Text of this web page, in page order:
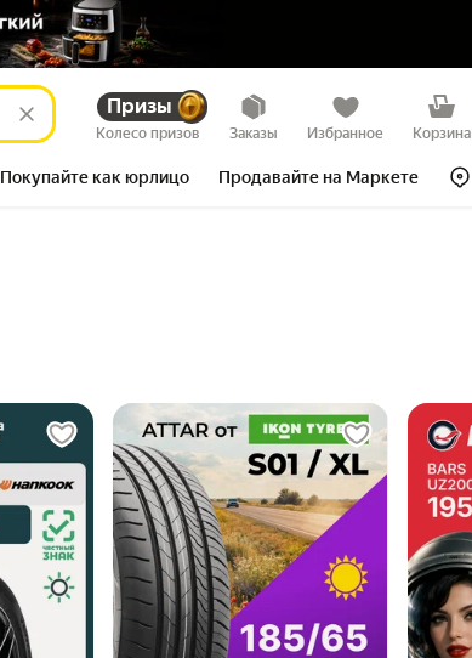
Призы
Колесо призов Заказы Избранное Корзина
Покупайте как юрлицо Продавайте на Маркете